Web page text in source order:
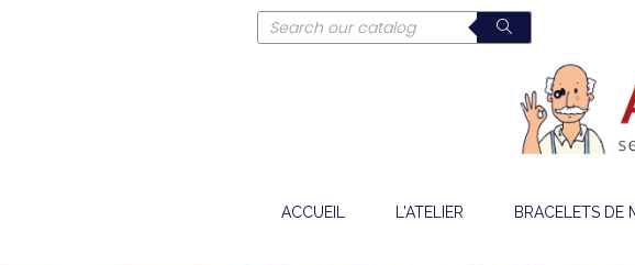
ACCUEIL L'ATELIER BRACELETS DE